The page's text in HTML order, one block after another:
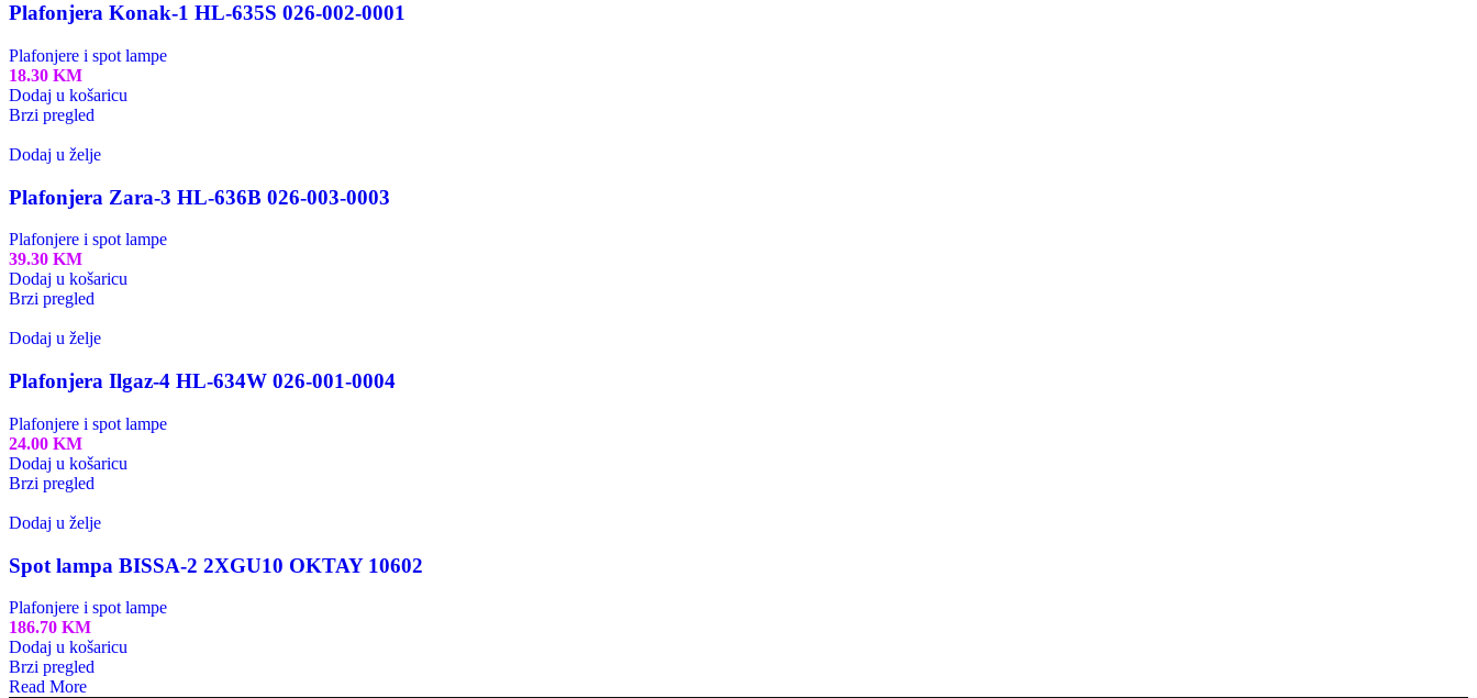
Plafonjera Konak-1 HL-635S 026-002-0001
Plafonjere i spot lampe
18.30 KM
Dodaj u košaricu
Brzi pregled
Dodaj u želje
Plafonjera Zara-3 HL-636B 026-003-0003
Plafonjere i spot lampe
39.30 KM
Dodaj u košaricu
Brzi pregled
Dodaj u želje
Plafonjera Ilgaz-4 HL-634W 026-001-0004
Plafonjere i spot lampe
24.00 KM
Dodaj u košaricu
Brzi pregled
Dodaj u želje
Spot lampa BISSA-2 2XGU10 OKTAY 10602
Plafonjere i spot lampe
186.70 KM
Dodaj u košaricu
Brzi pregled
Read More